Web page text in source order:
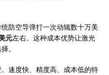
防空导弹打一次动辄数十万美
元左右。这种成本优势让激光
。
速度快、精度高、成本低的特